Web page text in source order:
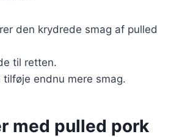
den krydrede smag af pulled
til retten.
tilføje endnu mere smag.
med pulled pork